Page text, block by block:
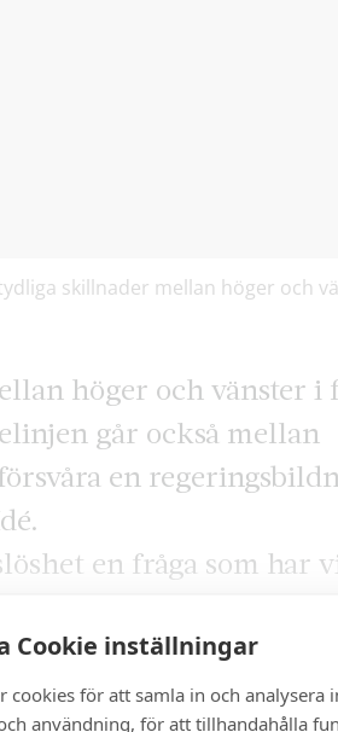
Cookie inställningar
cookies för att samla in och
användning, för att tillhandahålla
skillnader mellan höger och
höger och vänster i
går också mellan
en
en fråga som har